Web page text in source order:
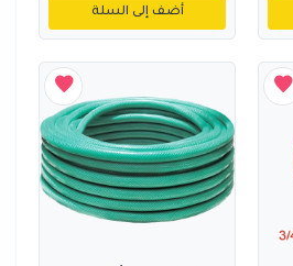
أضف إلى السلة